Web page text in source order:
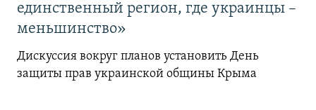
единственный регион, где украинцы –
меньшинство»
Дискуссия вокруг планов установить День
защиты прав украинской общины Крыма